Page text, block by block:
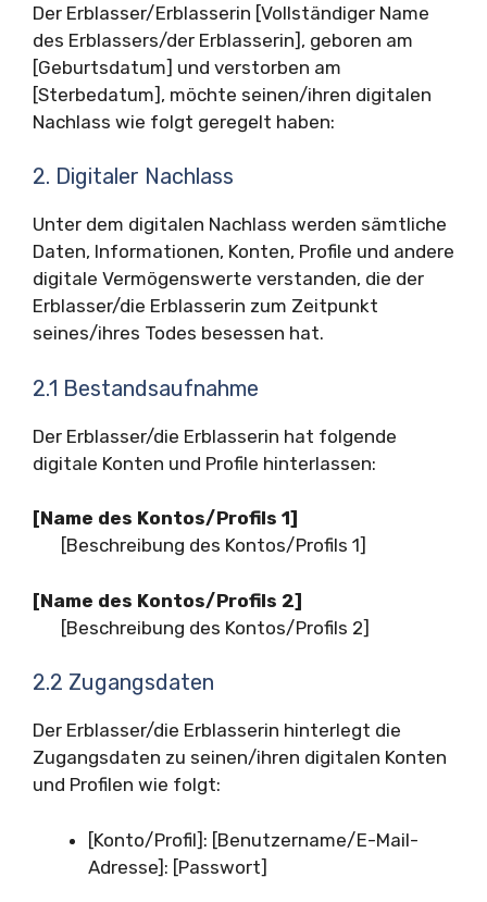
Der Erblasser/Erblasserin [Vollständiger Name
des Erblassers/der Erblasserin], geboren am
[Geburtsdatum] und verstorben am
[Sterbedatum], möchte seinen/ihren digitalen
Nachlass wie folgt geregelt haben:
2. Digitaler Nachlass
Unter dem digitalen Nachlass werden sämtliche
Daten, Informationen, Konten, Profile und andere
digitale Vermögenswerte verstanden, die der
Erblasser/die Erblasserin zum Zeitpunkt
seines/ihres Todes besessen hat.
2.1 Bestandsaufnahme
Der Erblasser/die Erblasserin hat folgende
digitale Konten und Profile hinterlassen:
[Name des Kontos/Profils 1]
[Beschreibung des Kontos/Profils 1]
[Name des Kontos/Profils 2]
[Beschreibung des Kontos/Profils 2]
2.2 Zugangsdaten
Der Erblasser/die Erblasserin hinterlegt die
Zugangsdaten zu seinen/ihren digitalen Konten
und Profilen wie folgt:
[Konto/Profil]: [Benutzername/E-Mail-
Adresse]: [Passwort]